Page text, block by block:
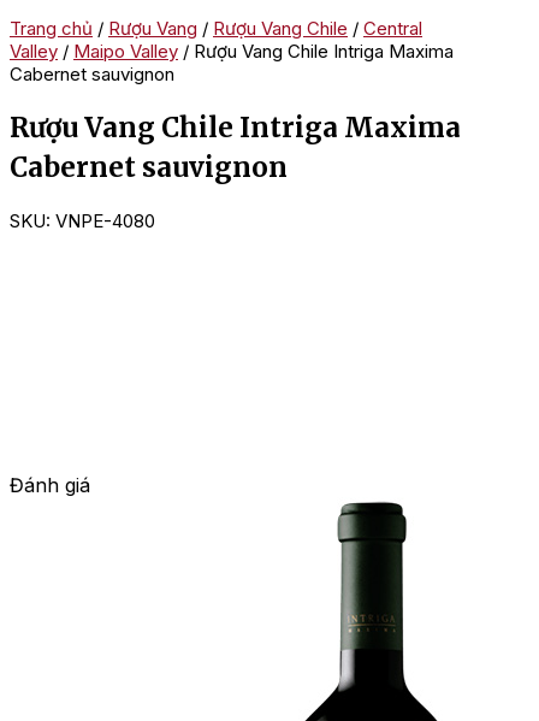
Trang chủ / Rượu Vang / Rượu Vang Chile / Central
Valley / Maipo Valley / Rượu Vang Chile Intriga Maxima
Cabernet sauvignon
Rượu Vang Chile Intriga Maxima
Cabernet sauvignon
SKU: VNPE-4080
Đánh giá